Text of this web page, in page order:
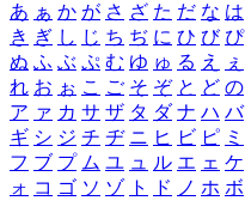
あ ぁ か が さ ざ た だ な は
き ぎ し じ ち ぢ に ひ び ぴ
ぬ ふ ぶ ぷ む ゆ ゅ る え ぇ
れ お ぉ こ ご そ ぞ と ど の
ア ァ カ サ ザ タ ダ ナ ハ バ
ギ シ ジ チ ヂ ニ ヒ ビ ピ ミ
フ ブ プ ム ユ ュ ル エ ェ ケ
ォ コ ゴ ソ ゾ ト ド ノ ホ ボ